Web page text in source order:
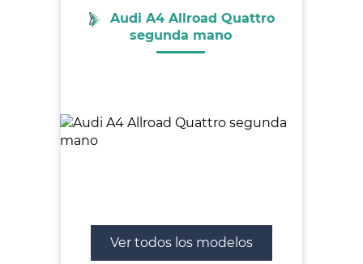
Audi A4 Allroad Quattro
segunda mano
Ver todos los modelos